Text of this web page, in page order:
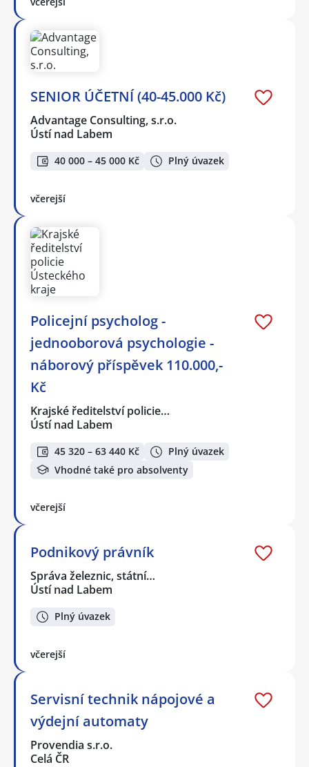
SENIOR ÚČETNÍ (40-45.000 Kč)
Advantage Consulting, s.r.o.
Ústí nad Labem
40 000 – 45 000 Kč Plný úvazek
včerejší
Policejní psycholog -
jednooborová psychologie -
náborový příspěvek 110.000,-
Kč
Krajské ředitelství policie…
Ústí nad Labem
45 320 – 63 440 Kč
Plný úvazek
Vhodné také pro absolventy
včerejší
Podnikový právník
Správa železnic, státní…
Ústí nad Labem
Plný úvazek
včerejší
Servisní technik nápojové a
výdejní automaty
Provendia s.r.o.
Celá ČR